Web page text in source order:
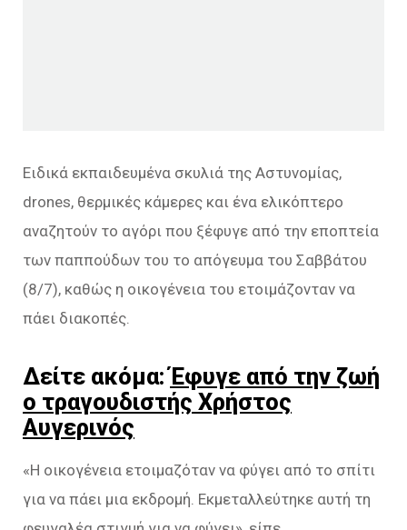
Ειδικά εκπαιδευμένα σκυλιά της Αστυνομίας,
drones, θερμικές κάμερες και ένα ελικόπτερο
αναζητούν το αγόρι που ξέφυγε από την εποπτεία
των παππούδων του το απόγευμα του Σαββάτου
(8/7), καθώς η οικογένεια του ετοιμάζονταν να
πάει διακοπές.
Δείτε ακόμα:Έφυγε από την ζωή
ο τραγουδιστής Χρήστος
Αυγερινός
«Η οικογένεια ετοιμαζόταν να φύγει από το σπίτι
για να πάει μια εκδρομή. Εκμεταλλεύτηκε αυτή τη